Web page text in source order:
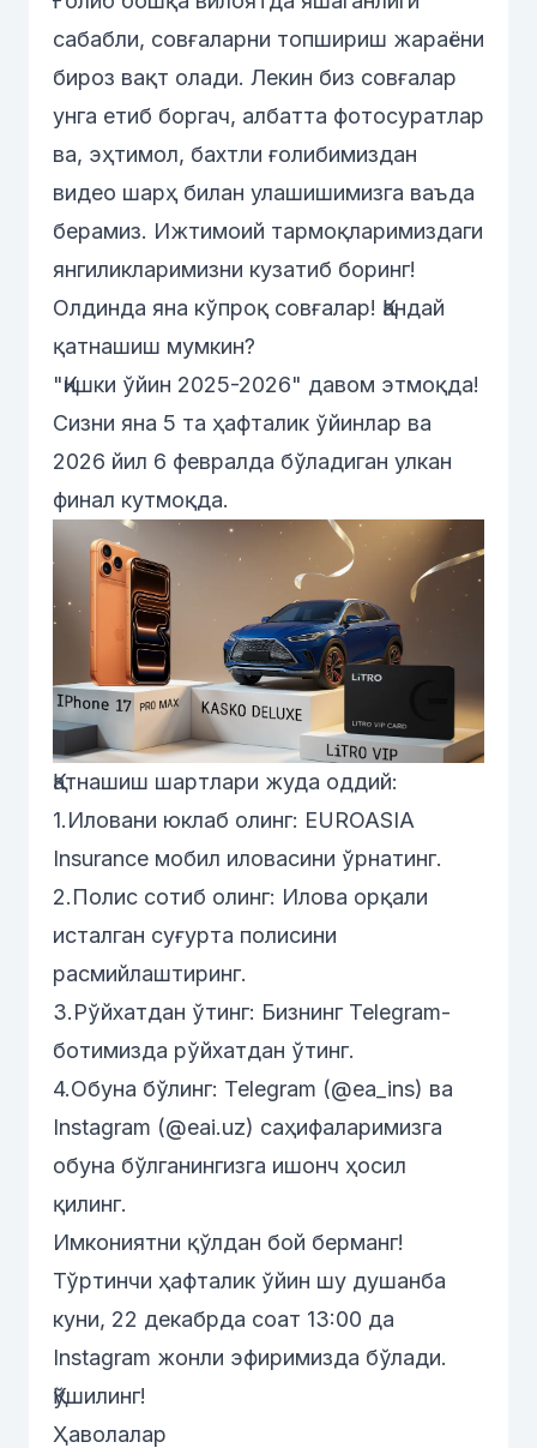
сабабли, совғаларни топшириш жараёни
бироз вақт олади. Лекин биз совғалар
унга етиб боргач, албатта фотосуратлар
ва, эҳтимол, бахтли ғолибимиздан
видео шарҳ билан улашишимизга ваъда
берамиз. Ижтимоий тармоқларимиздаги
янгиликларимизни кузатиб боринг!
Олдинда яна кўпроқ совғалар! Қандай
қатнашиш мумкин?
"Қишки ўйин 2025-2026" давом этмоқда!
Сизни яна 5 та ҳафталик ўйинлар ва
2026 йил 6 февралда бўладиган улкан
финал кутмоқда.
Қатнашиш шартлари жуда оддий:
1.Иловани юклаб олинг: EUROASIA
Insurance мобил иловасини ўрнатинг.
2.Полис сотиб олинг: Илова орқали
исталган суғурта полисини
расмийлаштиринг.
3.Рўйхатдан ўтинг: Бизнинг Telegram-
ботимизда рўйхатдан ўтинг.
4.Обуна бўлинг: Telegram (@ea_ins) ва
Instagram (@eai.uz) саҳифаларимизга
обуна бўлганингизга ишонч ҳосил
қилинг.
Имкониятни қўлдан бой берманг!
Тўртинчи ҳафталик ўйин шу душанба
куни, 22 декабрда соат 13:00 да
Instagram жонли эфиримизда бўлади.
Қўшилинг!
Ҳаволалар